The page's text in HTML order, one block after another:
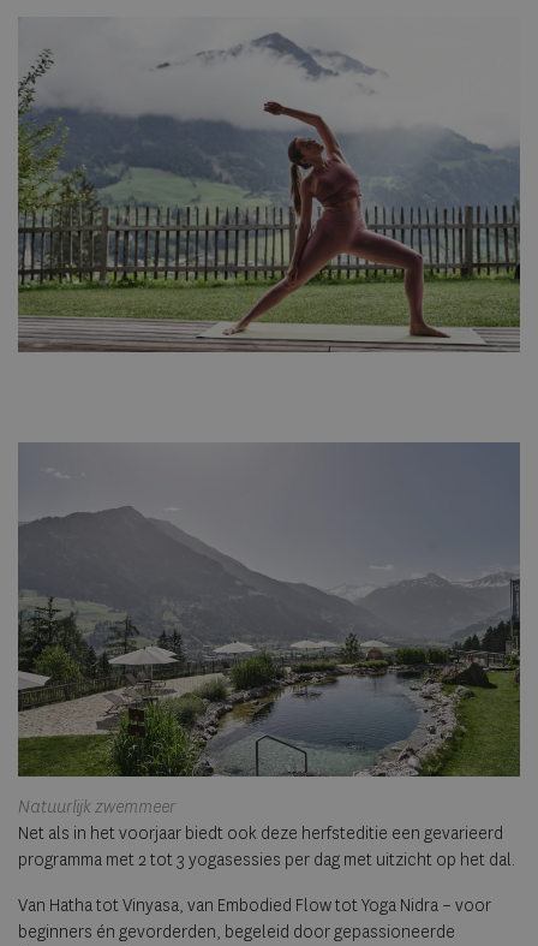
Natuurlijk zwemmeer
Net als in het voorjaar biedt ook deze herfsteditie een gevarieerd
programma met 2 tot 3 yogasessies per dag met uitzicht op het dal.
Van Hatha tot Vinyasa, van Embodied Flow tot Yoga Nidra – voor
beginners én gevorderden, begeleid door gepassioneerde